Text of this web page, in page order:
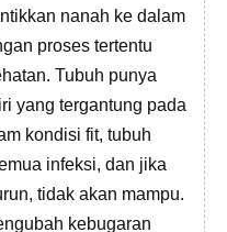
nanah ke dalam
proses tertentu
Tubuh punya
yang tergantung pada
kondisi fit, tubuh
infeksi, dan jika
tidak akan mampu.
kebugaran